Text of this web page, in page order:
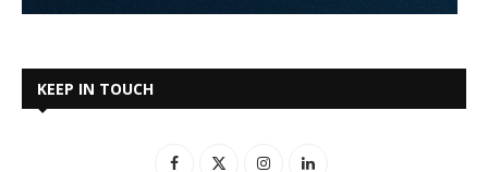
KEEP IN TOUCH